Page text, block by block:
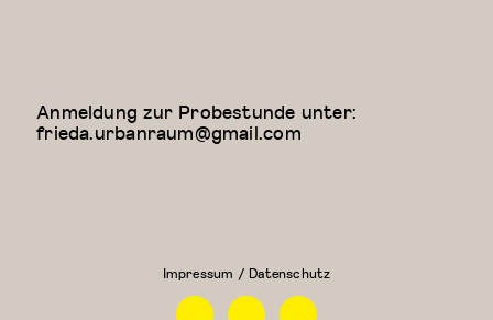
Anmeldung zur Probestunde unter:
frieda.urbanraum@gmail.com
Impressum / Datenschutz
FacebookInstagramLinkedin